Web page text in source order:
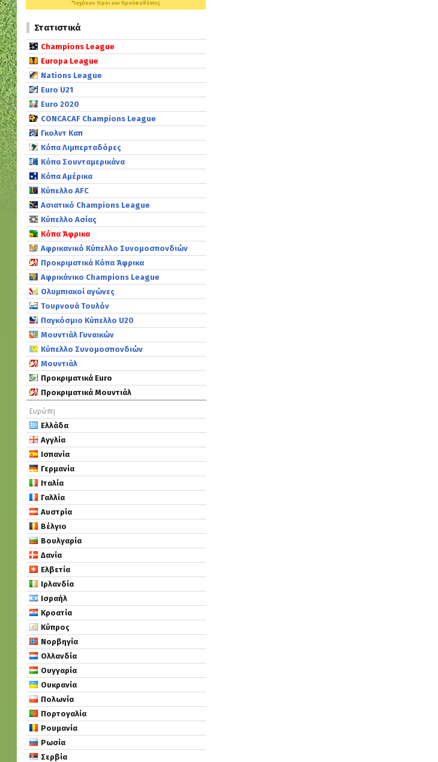
*Ισχύουν Όροι και Προϋποθέσεις
Στατιστικά
Champions League
Europa League
Nations League
Euro U21
Euro 2020
CONCACAF Champions League
Γκολντ Καπ
Κόπα Λιμπερταδόρες
Κόπα Σουνταμερικάνα
Κόπα Αμέρικα
Κύπελλο AFC
Ασιατικό Champions League
Κύπελλο Ασίας
Κόπα Άφρικα
Αφρικανικό Κύπελλο Συνομοσπονδιών
Προκριματικά Κόπα Άφρικα
Αφρικάνικο Champions League
Ολυμπιακοί αγώνες
Τουρνουά Τουλόν
Παγκόσμιο Κύπελλο U20
Μουντιάλ Γυναικών
Κύπελλο Συνομοσπονδιών
Μουντιάλ
Προκριματικά Euro
Προκριματικά Μουντιάλ
Ευρώπη
Ελλάδα
Αγγλία
Ισπανία
Γερμανία
Ιταλία
Γαλλία
Αυστρία
Βέλγιο
Βουλγαρία
Δανία
Ελβετία
Ιρλανδία
Ισραήλ
Κροατία
Κύπρος
Νορβηγία
Ολλανδία
Ουγγαρία
Ουκρανία
Πολωνία
Πορτογαλία
Ρουμανία
Ρωσία
Σερβία